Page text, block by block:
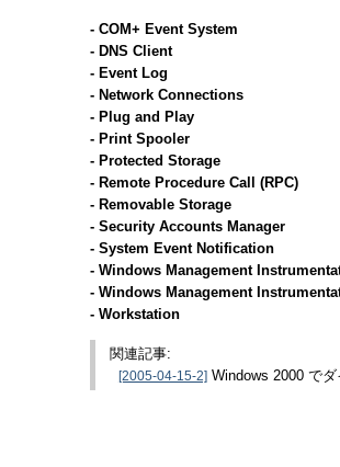
- COM+ Event System
- DNS Client
- Event Log
- Network Connections
- Plug and Play
- Print Spooler
- Protected Storage
- Remote Procedure Call (RPC)
- Removable Storage
- Security Accounts Manager
- System Event Notification
- Windows Management
- Windows Management
- Workstation
関連記事:
[2005-04-15-2] Windows 2000 で